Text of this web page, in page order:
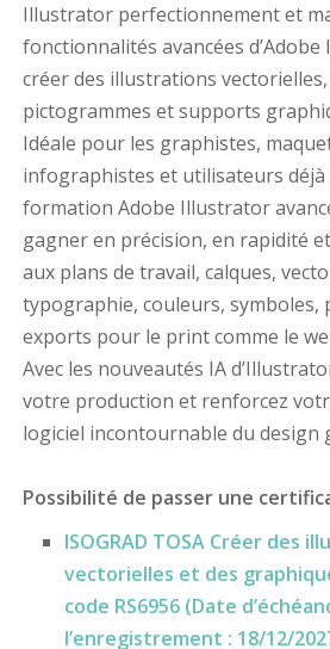
Illustrator perfectionnement et
fonctionnalités avancées
créer des illustrations
pictogrammes et supports
Idéale pour les graphistes,
infographistes et utilisateurs déjà
formation Adobe Illustrator
gagner en précision, en rapidité
aux plans de travail, calques,
typographie, couleurs, symboles,
exports pour le print comme le
Avec les nouveautés IA
votre production et renforcez
logiciel incontournable du design
Possibilité de passer une
ISOGRAD TOSA Créer des
vectorielles et des
code RS6956 (Date
l’enregistrement : 18/12/